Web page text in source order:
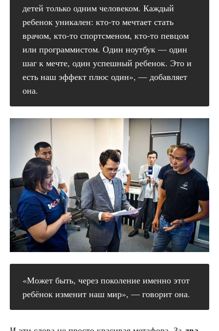
детей только одним человеком. Каждый
ребенок уникален: кто-то мечтает стать
врачом, кто-то спортсменом, кто-то певцом
или программистом. Один ноутбук — один
шаг к мечте, один успешный ребенок. Это и
есть наш эффект плюс один», — добавляет
она.
«Может быть, через поколение именно этот
ребёнок изменит наш мир», — говорит она.